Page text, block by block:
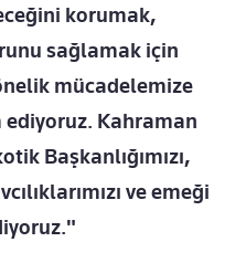
korumak,
sağlamak için
mücadelemize
ediyoruz. Kahraman
Başkanlığımızı,
ve emeği